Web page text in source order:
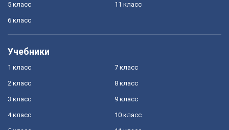
5 класс
6 класс
11 класс
Учебники
1 класс
2 класс
3 класс
4 класс
7 класс
8 класс
9 класс
10 класс